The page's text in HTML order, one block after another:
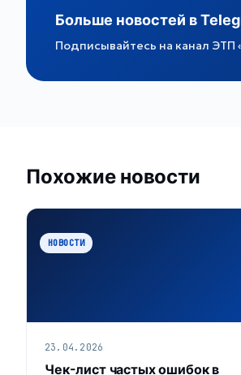
Больше новостей в
Подписывайтесь на канал
Похожие новости
НОВОСТИ
23.04.2026
Чек-лист частых ошибок в